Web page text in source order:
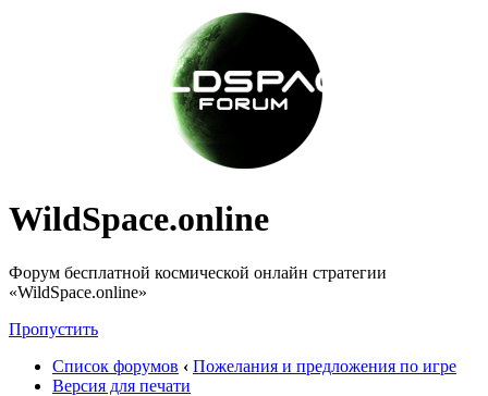
WildSpace.online
Форум бесплатной космической онлайн стратегии
«WildSpace.online»
Пропустить
Список форумов ‹ Пожелания и предложения по игре
Версия для печати